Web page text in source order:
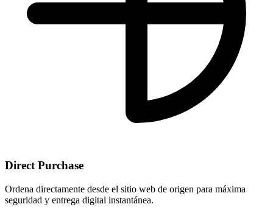
Direct Purchase
Ordena directamente desde el sitio web de origen para máxima
seguridad y entrega digital instantánea.